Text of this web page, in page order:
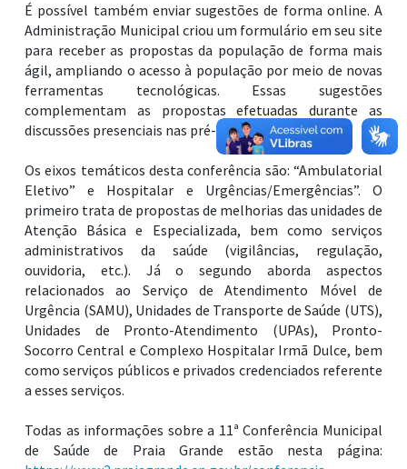
É possível também enviar sugestões de forma online. A
Administração Municipal criou um formulário em seu site
para receber as propostas da população de forma mais
ágil, ampliando o acesso à população por meio de novas
ferramentas tecnológicas. Essas sugestões
complementam as propostas efetuadas durante as
discussões presenciais nas pré-conferências.
Os eixos temáticos desta conferência são: “Ambulatorial
Eletivo” e Hospitalar e Urgências/Emergências”. O
primeiro trata de propostas de melhorias das unidades de
Atenção Básica e Especializada, bem como serviços
administrativos da saúde (vigilâncias, regulação,
ouvidoria, etc.). Já o segundo aborda aspectos
relacionados ao Serviço de Atendimento Móvel de
Urgência (SAMU), Unidades de Transporte de Saúde (UTS),
Unidades de Pronto-Atendimento (UPAs), Pronto-
Socorro Central e Complexo Hospitalar Irmã Dulce, bem
como serviços públicos e privados credenciados referente
a esses serviços.
Todas as informações sobre a 11ª Conferência Municipal
de Saúde de Praia Grande estão nesta página: